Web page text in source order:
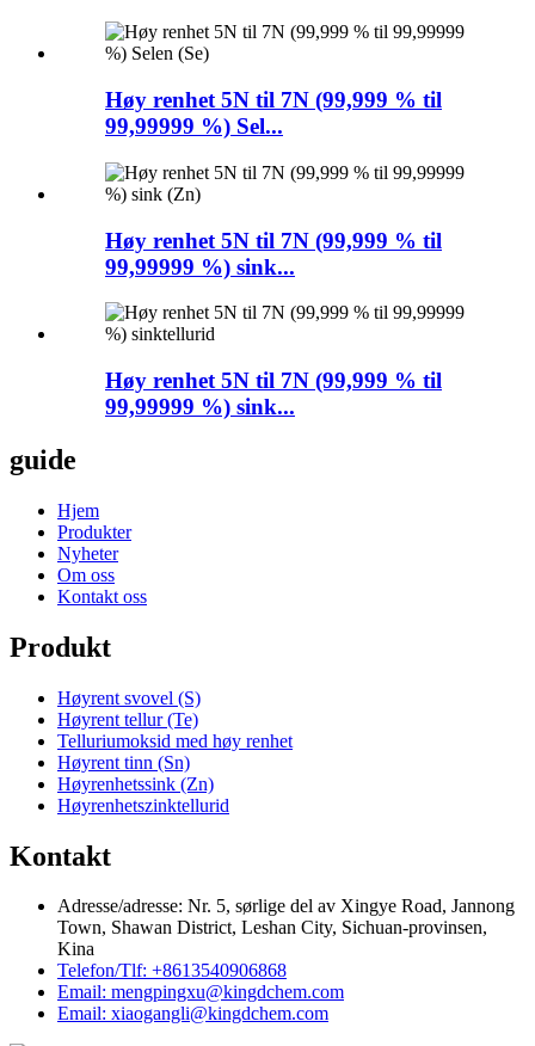
Høy renhet 5N til 7N (99,999 % til
99,99999 %) Sel...
Høy renhet 5N til 7N (99,999 % til
99,99999 %) sink...
Høy renhet 5N til 7N (99,999 % til
99,99999 %) sink...
guide
Hjem
Produkter
Nyheter
Om oss
Kontakt oss
Produkt
Høyrent svovel (S)
Høyrent tellur (Te)
Telluriumoksid med høy renhet
Høyrent tinn (Sn)
Høyrenhetssink (Zn)
Høyrenhetszinktellurid
Kontakt
Adresse/adresse: Nr. 5, sørlige del av Xingye Road, Jannong
Town, Shawan District, Leshan City, Sichuan-provinsen,
Kina
Telefon/Tlf: +8613540906868
Email: mengpingxu@kingdchem.com
Email: xiaogangli@kingdchem.com